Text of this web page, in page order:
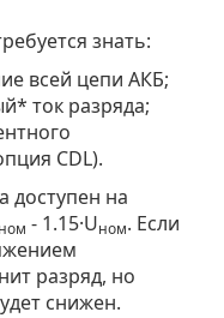
знать:
всей цепи АКБ;
ток разряда;
CDL).
доступен на
ном - 1.15·Uном. Если
разряд, но
снижен.